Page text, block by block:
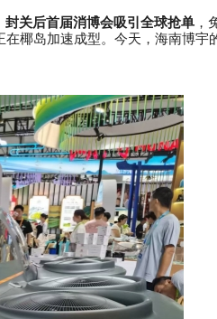
封关后首届消博会吸引全球抢单 ，
椰岛加速成型。 今天，海南博宇